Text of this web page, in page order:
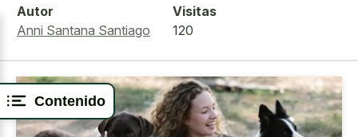
Contenido
Autor
Anni Santana Santiago
Visitas
120